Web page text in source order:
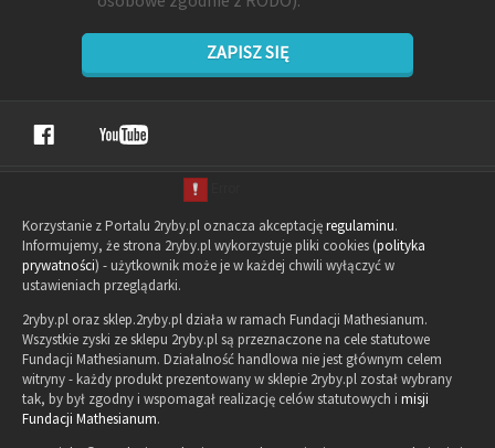
ZAPISZ SIĘ
Korzystanie z Portalu 2ryby.pl oznacza akceptacjęregulaminu.
Informujemy, że strona 2ryby.pl wykorzystuje pliki cookies (polityka
prywatności) - użytkownik może je w każdej chwili wyłączyć w
ustawieniach przeglądarki.
2ryby.pl oraz sklep.2ryby.pl działa w ramach Fundacji Mathesianum.
Wszystkie zyski ze sklepu 2ryby.pl są przeznaczone na cele statutowe
Fundacji Mathesianum. Działalność handlowa nie jest głównym celem
witryny - każdy produkt prezentowany w sklepie 2ryby.pl został wybrany
tak, by był zgodny i wspomagał realizację celów statutowych i misji
Fundacji Mathesianum.